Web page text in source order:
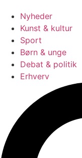
Nyheder
Kunst & kultur
Sport
Børn & unge
Debat & politik
Erhverv